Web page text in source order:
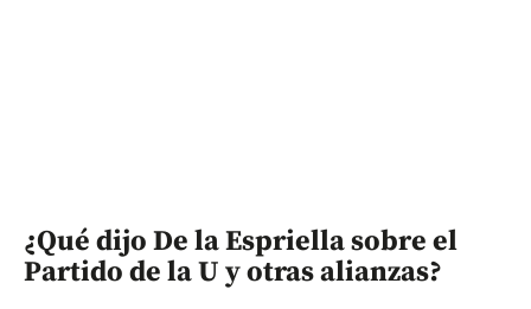
¿Qué dijo De la Espriella sobre el
Partido de la U y otras alianzas?